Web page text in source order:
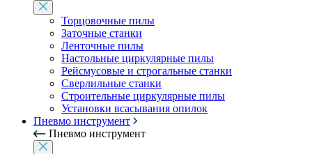
Торцовочные пилы
Заточные станки
Ленточные пилы
Настольные циркулярные пилы
Рейсмусовые и строгальные станки
Сверлильные станки
Строительные циркулярные пилы
Установки всасывания опилок
Пневмо инструмент
Пневмо инструмент